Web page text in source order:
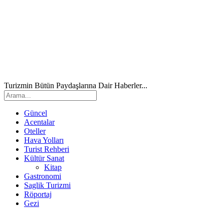
Turizmin Bütün Paydaşlarına Dair Haberler...
Güncel
Acentalar
Oteller
Hava Yolları
Turist Rehberi
Kültür Sanat
Kitap
Gastronomi
Saglik Turizmi
Röportaj
Gezi